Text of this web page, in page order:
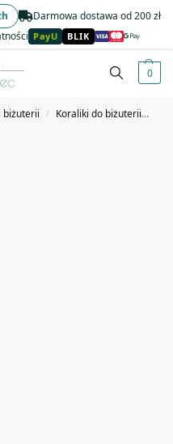
Darmowa dostawa od 200 zł
PayU BLIK
0
biżuterii / Koraliki do biżuterii